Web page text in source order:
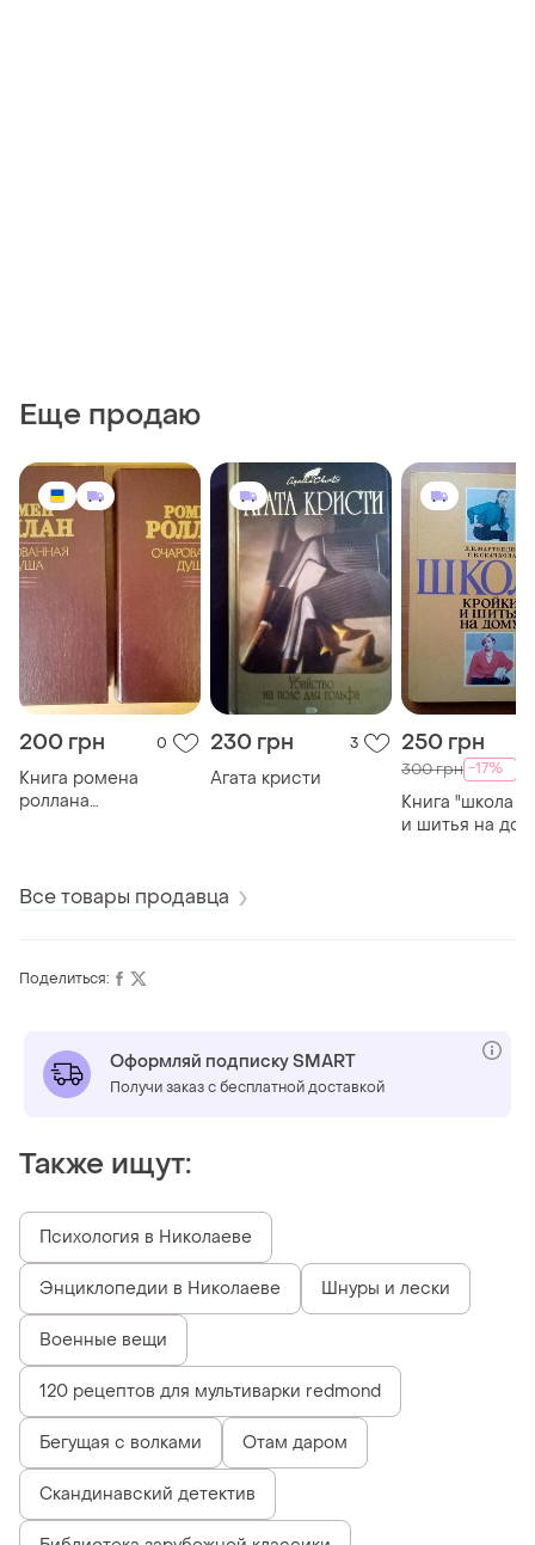
Еще продаю
200 грн 0
Книга ромена
роллана
230 грн 3
Агата кристи
250 грн
300 грн -17%
Книга "школа
и шитья на
Все товары продавца
Поделиться:
Оформляй подписку SMART
Получи заказ с бесплатной доставкой
Также ищут:
Психология в Николаеве
Энциклопедии в Николаеве Шнуры и лески
Военные вещи
120 рецептов для мультиварки redmond
Бегущая с волками Отам даром
Скандинавский детектив